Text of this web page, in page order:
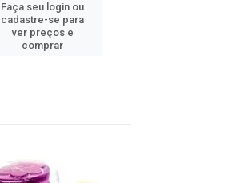
Faça seu login ou
cadastre-se para
ver preços e
comprar